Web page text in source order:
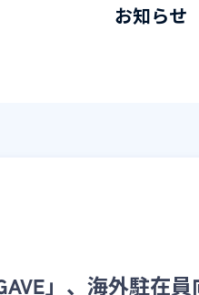
お知らせ
」、海外駐在